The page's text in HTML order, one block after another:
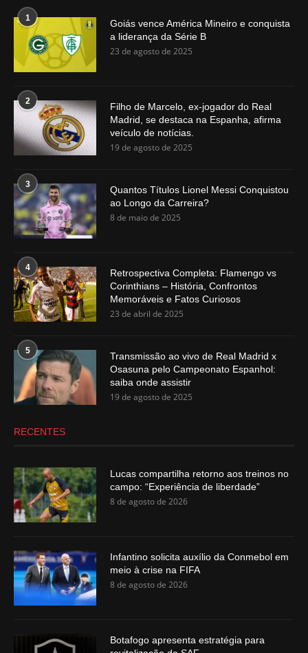
1
Goiás vence América Mineiro e conquista
a liderança da Série B
23 de agosto de 2025
2
Filho de Marcelo, ex-jogador do Real
Madrid, se destaca na Espanha, afirma
veículo de notícias.
19 de agosto de 2025
3
Quantos Títulos Lionel Messi Conquistou
ao Longo da Carreira?
8 de maio de 2025
4
Retrospectiva Completa: Flamengo vs
Corinthians – História, Confrontos
Memoráveis e Fatos Curiosos
23 de abril de 2025
5
Transmissão ao vivo de Real Madrid x
Osasuna pelo Campeonato Espanhol:
saiba onde assistir
19 de agosto de 2025
RECENTES
Lucas compartilha retorno aos treinos no
campo: “Experiência de liberdade”
8 de agosto de 2026
Infantino solicita auxílio da Conmebol em
meio à crise na FIFA
8 de agosto de 2026
Botafogo apresenta estratégia para